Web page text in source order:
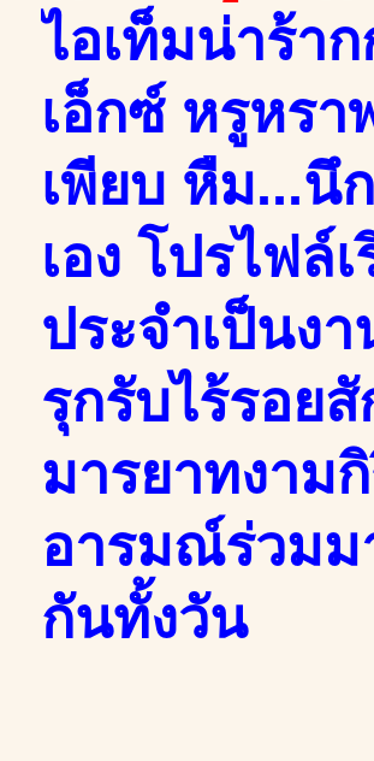
ไอเท็มน่าร้า
เอ็กซ์ หรูหร
เพียบ หืม...นึ
เอง โปรไฟล์
ประจำเป็นง
รุกรับไร้รอย
มารยาทงาม
อารมณ์ร่วมม
กันทั้งวัน